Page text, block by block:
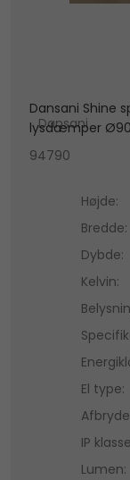
Dansani Shine
lysdæmper
Dansani
94790
Højde:
Bredde:
Dybde:
Kelvin:
El type:
IP
Lumen: